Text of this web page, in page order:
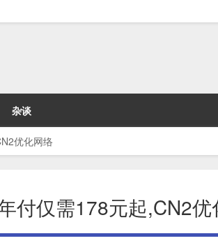
杂谈
优化网络
付仅需178元起,CN2优